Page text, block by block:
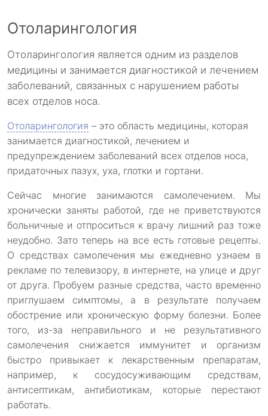
Отоларингология
Отоларингология является одним из разделов
медицины и занимается диагностикой и лечением
заболеваний, связанных с нарушением работы
всех отделов носа.
Отоларингология – это область медицины, которая
занимается диагностикой, лечением и
предупреждением заболеваний всех отделов носа,
придаточных пазух, уха, глотки и гортани.
Сейчас многие занимаются самолечением. Мы
хронически заняты работой, где не приветствуются
больничные и отпроситься к врачу лишний раз тоже
неудобно. Зато теперь на все есть готовые рецепты.
О средствах самолечения мы ежедневно узнаем в
рекламе по телевизору, в интернете, на улице и друг
от друга. Пробуем разные средства, часто временно
приглушаем симптомы, а в результате получаем
обострение или хроническую форму болезни. Более
того, из-за неправильного и не результативного
самолечения снижается иммунитет и организм
быстро привыкает к лекарственным препаратам,
например, к сосудосуживающим средствам,
антисептикам, антибиотикам, которые перестают
работать.